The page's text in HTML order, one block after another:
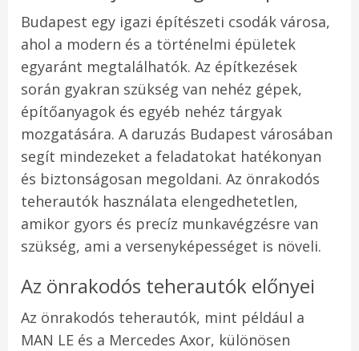
Budapest egy igazi építészeti csodák városa,
ahol a modern és a történelmi épületek
egyaránt megtalálhatók. Az építkezések
során gyakran szükség van nehéz gépek,
építőanyagok és egyéb nehéz tárgyak
mozgatására. A daruzás Budapest városában
segít mindezeket a feladatokat hatékonyan
és biztonságosan megoldani. Az önrakodós
teherautók használata elengedhetetlen,
amikor gyors és precíz munkavégzésre van
szükség, ami a versenyképességet is növeli.
Az önrakodós teherautók előnyei
Az önrakodós teherautók, mint például a
MAN LE és a Mercedes Axor, különösen